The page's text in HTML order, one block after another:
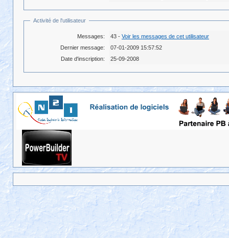
Activité de l'utilisateur
Messages: 43 - Voir les messages de cet utilisateur
Dernier message:
07-01-2009 15:57:52
Date d'inscription:
25-09-2008